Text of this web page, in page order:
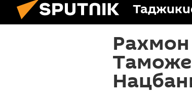
Рахмон